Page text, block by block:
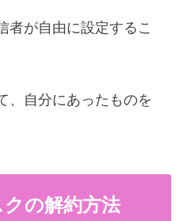
者が自由に設定するこ
、自分にあったものを
の解約方法